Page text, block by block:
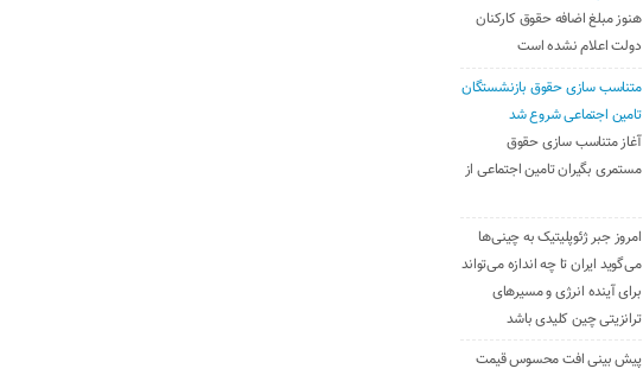
هنوز مبلغ اضافه حقوق کارکنان
دولت اعلام نشده است
متناسب سازی حقوق بازنشستگان
تامین اجتماعی شروع شد
آغاز متناسب سازی حقوق
مستمری بگیران تامین اجتماعی از
امروز جبر ژئوپلیتیک به چینی‌ها
می‌گوید ایران تا چه اندازه می‌تواند
برای آینده انرژی و مسیرهای
ترانزیتی چین کلیدی باشد
پیش بینی افت محسوس قیمت